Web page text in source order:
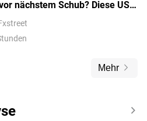
nächstem Schub? Diese US-
könnten jetzt alles
Mehr